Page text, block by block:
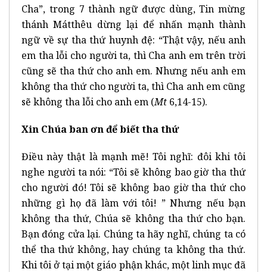
Cha”, trong 7 thành ngữ được dùng, Tin mừng
thánh Mátthêu dừng lại để nhấn mạnh thành
ngữ về sự tha thứ huynh đệ: “Thật vậy, nếu anh
em tha lỗi cho người ta, thì Cha anh em trên trời
cũng sẽ tha thứ cho anh em. Nhưng nếu anh em
không tha thứ cho người ta, thì Cha anh em cũng
sẽ không tha lỗi cho anh em (Mt 6,14-15).
Xin Chúa ban ơn để biết tha thứ
Điều này thật là mạnh mẽ! Tôi nghĩ: đôi khi tôi
nghe người ta nói: “Tôi sẽ không bao giờ tha thứ
cho người đó! Tôi sẽ không bao giờ tha thứ cho
những gì họ đã làm với tôi! ” Nhưng nếu bạn
không tha thứ, Chúa sẽ không tha thứ cho bạn.
Bạn đóng cửa lại. Chúng ta hãy nghĩ, chúng ta có
thể tha thứ không, hay chúng ta không tha thứ.
Khi tôi ở tại một giáo phận khác, một linh mục đã